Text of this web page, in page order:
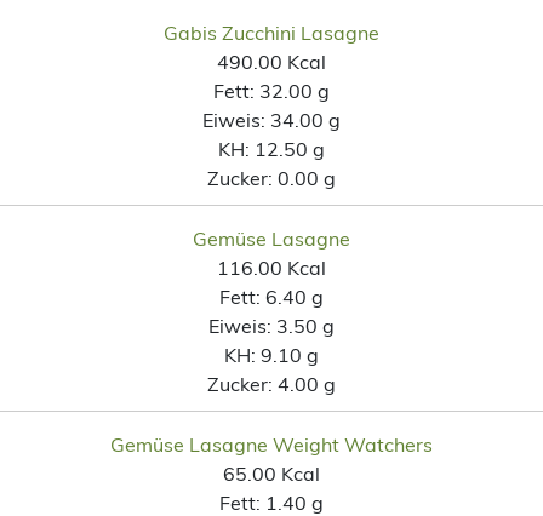
Gabis Zucchini Lasagne
490.00 Kcal
Fett: 32.00 g
Eiweis: 34.00 g
KH: 12.50 g
Zucker: 0.00 g
Gemüse Lasagne
116.00 Kcal
Fett: 6.40 g
Eiweis: 3.50 g
KH: 9.10 g
Zucker: 4.00 g
Gemüse Lasagne Weight Watchers
65.00 Kcal
Fett: 1.40 g